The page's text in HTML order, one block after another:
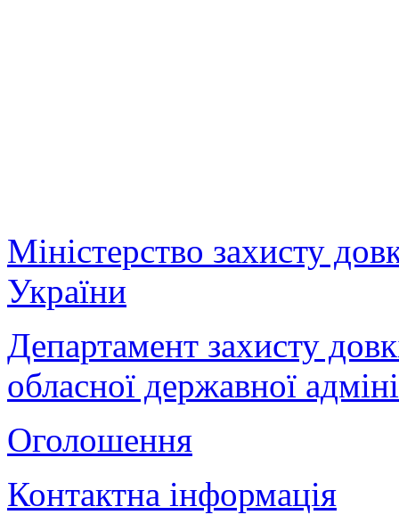
Міністерство захисту
України
Департамент захисту
обласної державної
Оголошення
Контактна інформація